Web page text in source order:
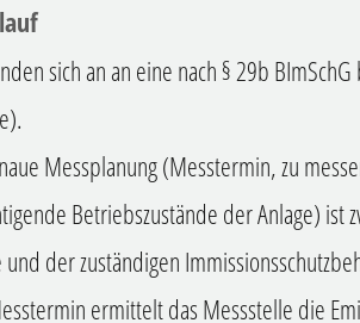
sich an an eine nach § 29b
Messplanung (Messtermin, zu
Betriebszustände der Anlage) ist
der zuständigen
ermittelt das Messstelle die